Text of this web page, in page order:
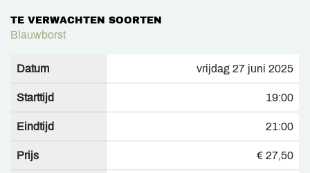
TE VERWACHTEN SOORTEN
Blauwborst
Datum vrijdag 27 juni 2025
Starttijd 19:00
Eindtijd 21:00
Prijs € 27,50